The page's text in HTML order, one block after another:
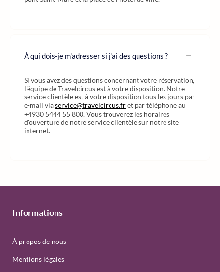
À qui dois-je m'adresser si j'ai des questions ?
Si vous avez des questions concernant votre réservation,
l'équipe de Travelcircus est à votre disposition. Notre
service clientèle est à votre disposition tous les jours par
e-mail viaservice@travelcircus.fret par téléphone au
+4930 5444 55 800. Vous trouverez les horaires
d'ouverture de notre service clientèle sur notre site
internet.
Informations
À propos de nous
Mentions légales